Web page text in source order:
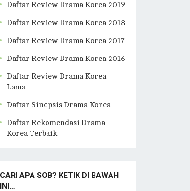
Daftar Review Drama Korea 2019
Daftar Review Drama Korea 2018
Daftar Review Drama Korea 2017
Daftar Review Drama Korea 2016
Daftar Review Drama Korea
Lama
Daftar Sinopsis Drama Korea
Daftar Rekomendasi Drama
Korea Terbaik
CARI APA SOB? KETIK DI BAWAH
INI…